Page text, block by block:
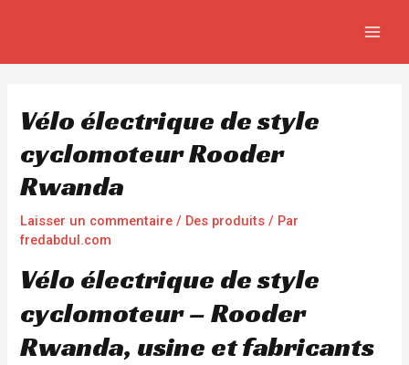
Vélo électrique de style
cyclomoteur Rooder
Rwanda
Laisser un commentaire / Des produits / Par
fredabdul.com
Vélo électrique de style
cyclomoteur – Rooder
Rwanda, usine et fabricants